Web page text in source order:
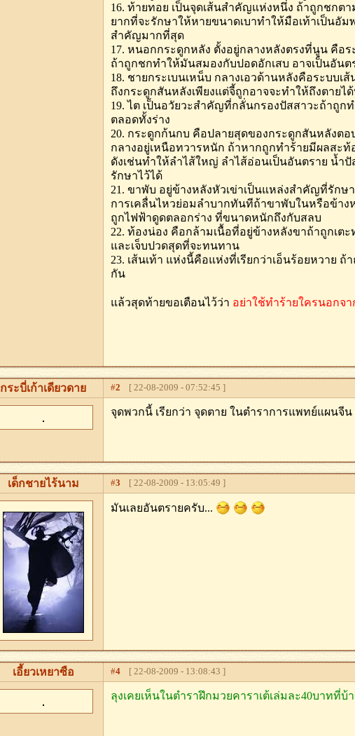
16. ท้ายทอย เป็นจุดเส้นสำคัญแห่งหนึ่ง ถ้าถูกชกต
ยากที่จะรักษาให้หายขนาดเบาทำให้มือเท้าเป็นอั
สำคัญมากที่สุด
17. หนอกกระดูกหลัง ตั้งอยู่กลางหลังตรงที่นูน คือ
ถ้าถูกชกทำให้มันสมองกับปอดอักเสบ อาจเป็นอันต
18. ชายกระเบนเหน็บ กลางเอวด้านหลังคือระบบ
ถึงกระดูกสันหลังเพียงแต่จี้ถูกอาจจะทำให้ถึงตายไ
19. ไต เป็นอวัยวะสำคัญที่กลั่นกรองปัสสาวะถ้าถูก
ตลอดทั้งร่าง
20. กระดูกก้นกบ คือปลายสุดของกระดูกสันหลังต
กลางอยู่เหนือทวารหนัก ถ้าหากถูกทำร้ายมีผลสะ
ดังเช่นทำให้ลำไส้ใหญ่ ลำไส้อ่อนเป็นอันตราย น้ำปั
รักษาไว้ได้
21. ขาพับ อยู่ข้างหลังหัวเข่าเป็นแหล่งสำคัญที่รักษ
การเคลื่นไหวย่อมลำบากทันทีถ้าขาพับในหรือข้าง
ถูกไฟฟ้าดูดตลอกร่าง ที่ขนาดหนักถึงกับสลบ
22. ท้องน่อง คือกล้ามเนื้อที่อยู่ข้างหลังขาถ้าถูกเต
และเจ็บปวดสุดที่จะทนทาน
23. เส้นเท้า แห่งนี้คือแห่งที่เรียกว่าเอ็นร้อยหวาย
กัน
แล้วสุดท้ายขอเตือนไว้ว่า อย่าใช้ทำร้ายใครนอกจ
กระบี่เก้าเดียวดาย #2 [ 22-08-2009 - 07:52:45 ]
จุดพวกนี้ เรียกว่า จุดตาย ในตำราการแพทย์แผนจีน
เด็กชายไร้นาม #3 [ 22-08-2009 - 13:05:49 ]
มันเลยอันตรายครับ...
เอี้ยวเหยาซือ #4[ 22-08-2009 - 13:08:43 ]
ลุงเคยเห็นในตำราฝึกมวยคาราเต้เล่มละ40บาทที่